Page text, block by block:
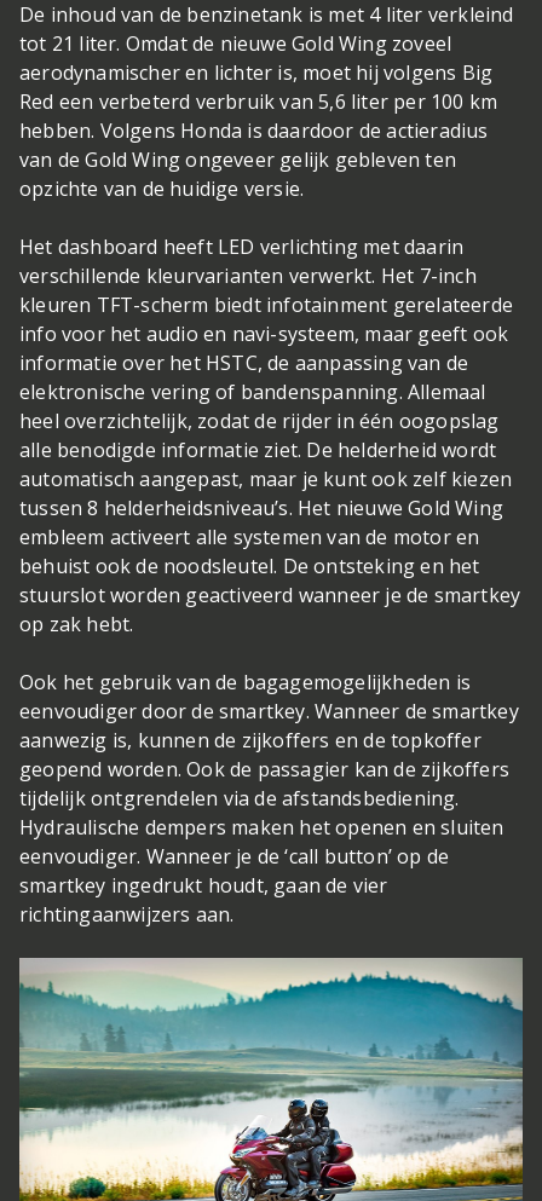
De inhoud van de benzinetank is met 4 liter verkleind
tot 21 liter. Omdat de nieuwe Gold Wing zoveel
aerodynamischer en lichter is, moet hij volgens Big
Red een verbeterd verbruik van 5,6 liter per 100 km
hebben. Volgens Honda is daardoor de actieradius
van de Gold Wing ongeveer gelijk gebleven ten
opzichte van de huidige versie.
Het dashboard heeft LED verlichting met daarin
verschillende kleurvarianten verwerkt. Het 7-inch
kleuren TFT-scherm biedt infotainment gerelateerde
info voor het audio en navi-systeem, maar geeft ook
informatie over het HSTC, de aanpassing van de
elektronische vering of bandenspanning. Allemaal
heel overzichtelijk, zodat de rijder in één oogopslag
alle benodigde informatie ziet. De helderheid wordt
automatisch aangepast, maar je kunt ook zelf kiezen
tussen 8 helderheidsniveau’s. Het nieuwe Gold Wing
embleem activeert alle systemen van de motor en
behuist ook de noodsleutel. De ontsteking en het
stuurslot worden geactiveerd wanneer je de smartkey
op zak hebt.
Ook het gebruik van de bagagemogelijkheden is
eenvoudiger door de smartkey. Wanneer de smartkey
aanwezig is, kunnen de zijkoffers en de topkoffer
geopend worden. Ook de passagier kan de zijkoffers
tijdelijk ontgrendelen via de afstandsbediening.
Hydraulische dempers maken het openen en sluiten
eenvoudiger. Wanneer je de ‘call button’ op de
smartkey ingedrukt houdt, gaan de vier
richtingaanwijzers aan.